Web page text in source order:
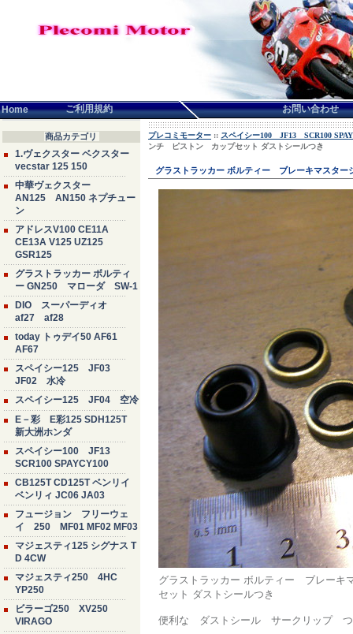
Home ご利用規約 お問い合わせ
商品カテゴリ
1.ヴェクスター ベクスター
vecstar 125 150
中華ヴェクスター
AN125 AN150 ネプチュー
ン
アドレスV100 CE11A
CE13A V125 UZ125
GSR125
グラストラッカー ボルティ
ー GN250 マローダ SW-1
DIO スーパーディオ
af27 af28
today トゥデイ50 AF61
AF67
スペイシー125 JF03
JF02 水冷
スペイシー125 JF04 空冷
E－彩 E彩125 SDH125T
新大洲ホンダ
スペイシー100 JF13
SCR100 SPAYCY100
CB125T CD125T ベンリイ
ベンリィ JC06 JA03
フュージョン フリーウェ
イ 250 MF01 MF02 MF03
マジェスティ125 シグナス T
D 4CW
マジェスティ250 4HC
YP250
ビラーゴ250 XV250
VIRAGO
プレコミモーター :: スペイシー100 JF13 SCR100
ンチ ピストン カップセット ダストシールつき
グラストラッカー ボルティー ブレーキマス
グラストラッカー ボルティー ブレー
セット ダストシールつき
便利な ダストシール サークリップ つ